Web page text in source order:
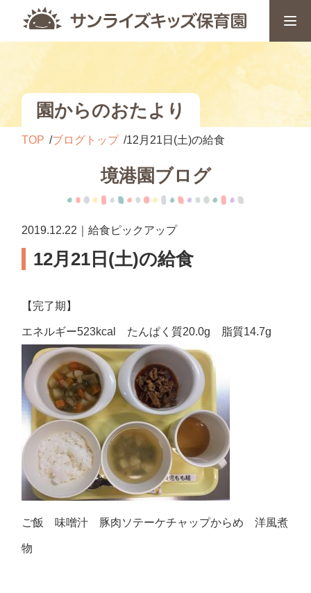
園からのおたより
TOP ブログトップ 12月21日(土)の給食
境港園ブログ
2019.12.22｜給食ピックアップ
12月21日(土)の給食
【完了期】
エネルギー523kcal たんぱく質20.0g 脂質14.7g
ご飯 味噌汁 豚肉ソテーケチャップからめ 洋風煮
物